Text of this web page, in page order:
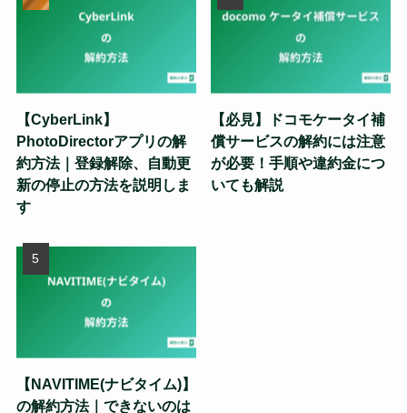
【CyberLink】
PhotoDirectorアプリの解
約方法｜登録解除、自動更
新の停止の方法を説明しま
す
【必見】ドコモケータイ補
償サービスの解約には注意
が必要！手順や違約金につ
いても解説
【NAVITIME(ナビタイム)】
の解約方法｜できないのは